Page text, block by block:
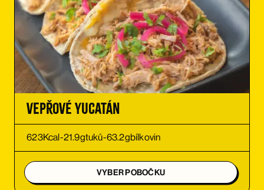
Vepřové Yucatán
623Kcal-21.9gtuků-63.2gbílkovin
VYBER POBOČKU